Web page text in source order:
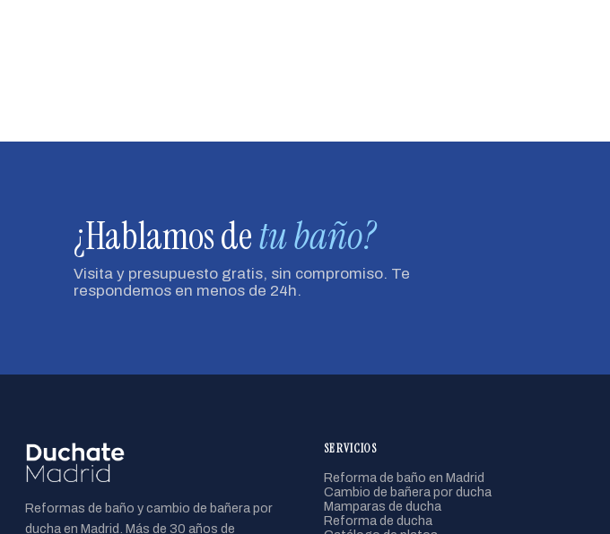
¿Hablamos detu baño?
Visita y presupuesto gratis, sin compromiso. Te
respondemos en menos de 24h.
Reformas de baño y cambio de bañera por
ducha en Madrid. Más de 30 años de
SERVICIOS
Reforma de baño en Madrid
Cambio de bañera por ducha
Mamparas de ducha
Reforma de ducha